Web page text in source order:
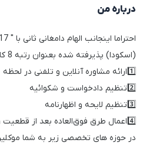
درباره من
(اسکودا) پذیرفته شده بعنوان رتبه 8 کانون وکلای خراسان رضوی آماده:
1️⃣ارائه مشاوره آنلاین و تلفنی در لحظه
2️⃣تنظیم دادخواست و شکوائیه
3️⃣تنظیم لایحه و اظهارنامه
4️⃣اعمال طرق فوق‌العاده بعد از قطعیت رای
در حوزه های تخصصی زیر به شما